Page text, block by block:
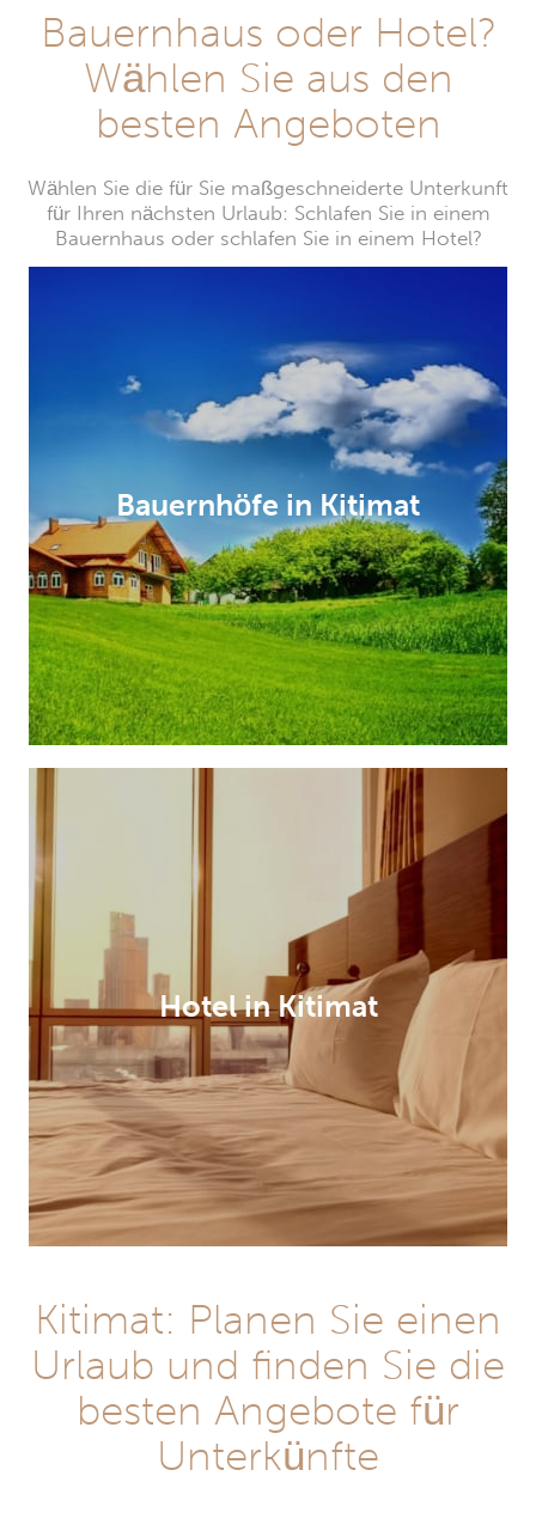
Bauernhaus oder Hotel?
Wählen Sie aus den
besten Angeboten
Wählen Sie die für Sie maßgeschneiderte Unterkunft
für Ihren nächsten Urlaub: Schlafen Sie in einem
Bauernhaus oder schlafen Sie in einem Hotel?
Bauernhöfe in Kitimat
Hotel in Kitimat
Kitimat: Planen Sie einen
Urlaub und finden Sie die
besten Angebote für
Unterkünfte